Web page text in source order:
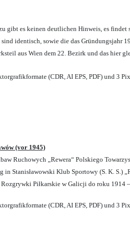
gibt es keinen deutlichen Hinweis, es
identisch, sowie die das Gründungsjahr
aus Wien dem 22. Bezirk und das hier
(CDR, AI EPS, PDF) und 3
(vor 1945)
Ruchowych „Rewera“ Polskiego
in Stanisławowski Klub Sportowy (S. K. S.)
Piłkarskie w Galicji do roku
(CDR, AI EPS, PDF) und 3